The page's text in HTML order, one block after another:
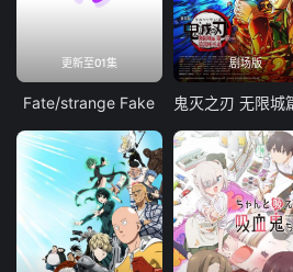
更新至01集
Fate/strange Fake
剧场版